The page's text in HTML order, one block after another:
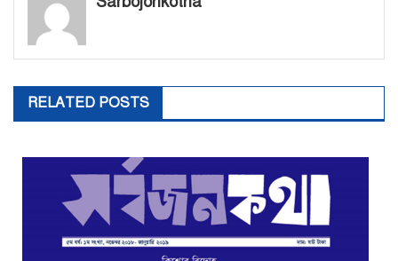
RELATED POSTS